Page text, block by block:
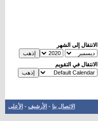
الانتقال إلى الشهر
الانتقال في التقويم
الاتصال بنا - الأرشيف - الأعلى